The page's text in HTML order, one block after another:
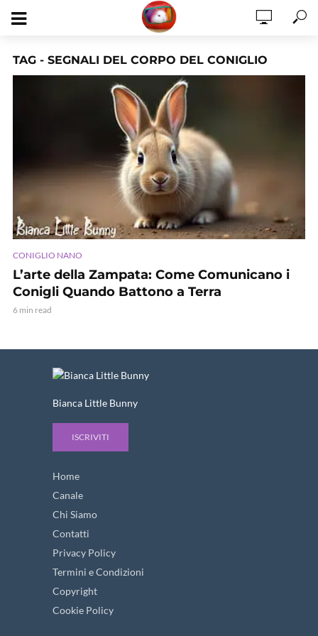
TAG - SEGNALI DEL CORPO DEL CONIGLIO
CONIGLIO NANO
L’arte della Zampata: Come Comunicano i
Conigli Quando Battono a Terra
6 min read
Bianca Little Bunny
ISCRIVITI
Home
Canale
Chi Siamo
Contatti
Privacy Policy
Termini e Condizioni
Copyright
Cookie Policy